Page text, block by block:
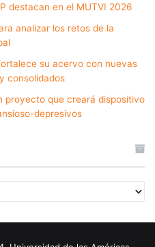
destacan en el MUTVI 2026
analizar los retos de la
su acervo con nuevas
consolidados
proyecto que creará dispositivo
depresivos